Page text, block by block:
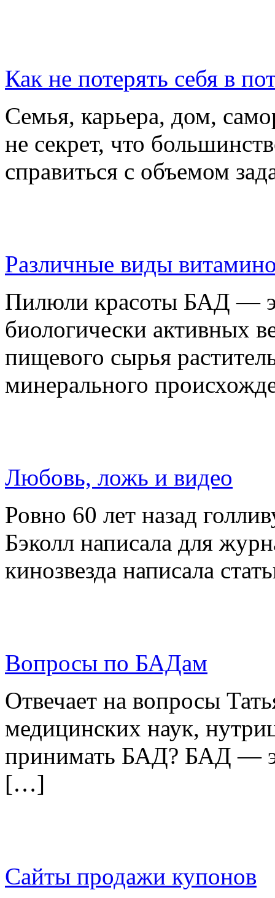
Как не потерять себя в
Семья, карьера, дом,
не секрет, что
справиться с объемом
Различные виды
Пилюли красоты БАД —
биологически активных
пищевого сырья
минерального
Любовь, ложь и видео
Ровно 60 лет назад
Бэколл написала для
кинозвезда написала
Вопросы по БАДам
Отвечает на вопросы
медицинских наук,
принимать БАД? БАД —
[…]
Сайты продажи купонов